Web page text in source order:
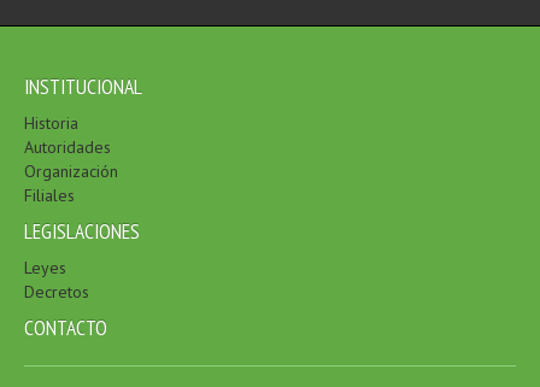
INSTITUCIONAL
Historia
Autoridades
Organización
Filiales
LEGISLACIONES
Leyes
Decretos
CONTACTO